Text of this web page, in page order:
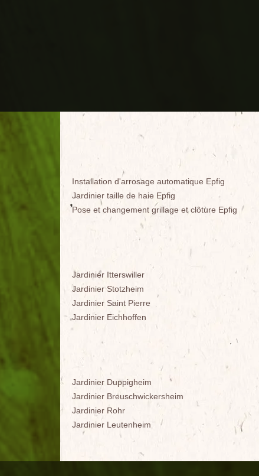
Installation d'arrosage automatique Epfig
Jardinier taille de haie Epfig
Pose et changement grillage et clôture Epfig
Jardinier Itterswiller
Jardinier Stotzheim
Jardinier Saint Pierre
Jardinier Eichhoffen
Jardinier Duppigheim
Jardinier Breuschwickersheim
Jardinier Rohr
Jardinier Leutenheim